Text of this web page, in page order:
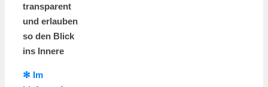
transparent
und erlauben
so den Blick
ins Innere
✻ Im